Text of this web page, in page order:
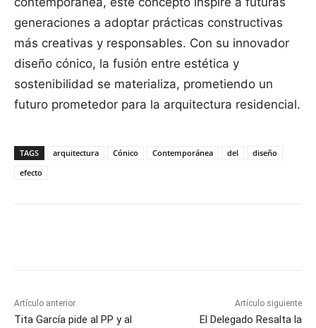
generaciones a adoptar prácticas constructivas
más creativas y responsables. Con su innovador
diseño cónico, la fusión entre estética y
sostenibilidad se materializa, prometiendo un
futuro prometedor para la arquitectura residencial.
TAGS arquitectura Cónico Contemporánea del
diseño
efecto
Artículo anterior
Tita García pide al PP y al
Artículo siguiente
El Delegado Resalta la